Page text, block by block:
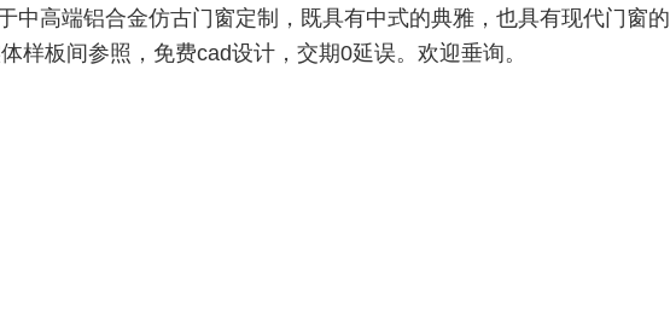
中高端铝合金仿古门窗定制，既具有中式的典雅，也具有现代门窗的
样板间参照，免费cad设计，交期0延误。欢迎垂询。